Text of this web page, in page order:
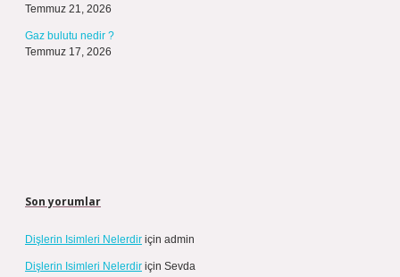
Temmuz 21, 2026
Gaz bulutu nedir ?
Temmuz 17, 2026
Son yorumlar
Dişlerin Isimleri Nelerdir için admin
Dişlerin Isimleri Nelerdir için Sevda